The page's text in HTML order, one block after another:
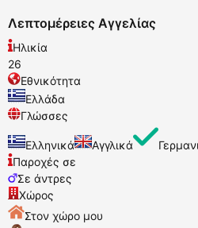
Λεπτομέρειες Αγγελίας
Ηλικία
26
Εθνικότητα
Ελλάδα
Γλώσσες
Ελληνικά Αγγλικά
Παροχές σε
Σε άντρες
Χώρος
Στον χώρο μου